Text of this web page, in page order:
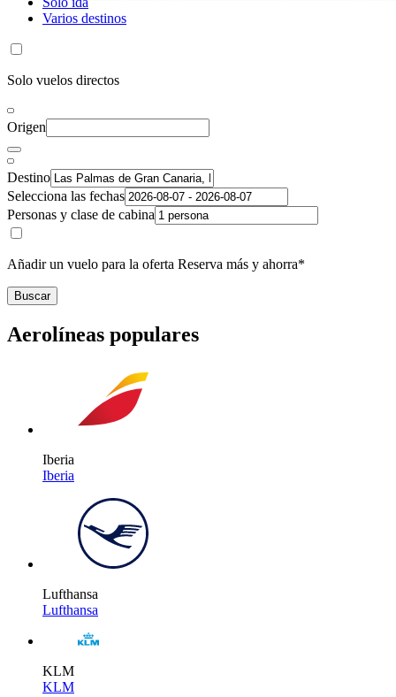
Varios destinos
Solo vuelos directos
Origen
Destino
Selecciona las fechas
Personas y clase de cabina
Añadir un vuelo para la oferta Reserva más y ahorra*
Buscar
Aerolíneas populares
Iberia
Iberia
Lufthansa
Lufthansa
KLM
KLM